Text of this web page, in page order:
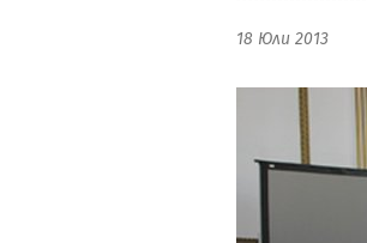
18 Юли 2013